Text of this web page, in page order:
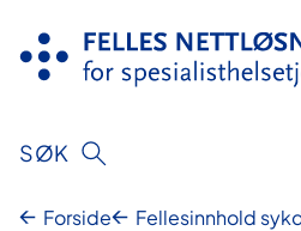
innhold
SØK
Forside
Fellesinnhold